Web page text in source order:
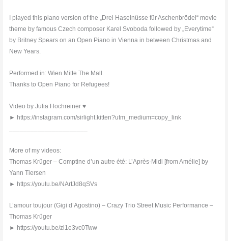
I played this piano version of the „Drei Haselnüsse für Aschenbrödel“ movie
theme by famous Czech composer Karel Svoboda followed by „Everytime“
by Britney Spears on an Open Piano in Vienna in between Christmas and
New Years.
Performed in: Wien Mitte The Mall.
Thanks to Open Piano for Refugees!
Video by Julia Hochreiner ♥︎
► https://instagram.com/sirlight.kitten?utm_medium=copy_link
More of my videos:
Thomas Krüger – Comptine d’un autre été: L’Après-Midi [from Amélie] by
Yann Tiersen
► https://youtu.be/NArtJd8qSVs
L’amour toujour (Gigi d’Agostino) – Crazy Trio Street Music Performance –
Thomas Krüger
► https://youtu.be/zl1e3vc0Tww